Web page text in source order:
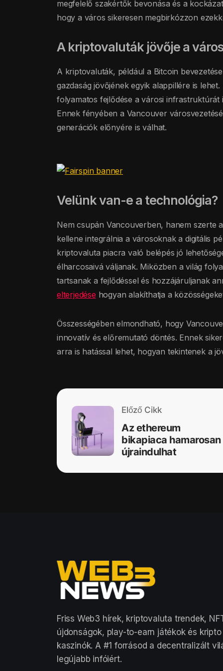
megfelelő szakértők bevonása és a
hogy a város sikeresen megbirkózzon
A kriptovaluták jövője a
A kriptovaluták, például a Bitcoin
gazdaság jövőjének egyik alappillére is
folyamatos fejlődése a városi
Ennek fényében a Vancouver
generációk előnyére is válhat.
Velünk van-e a technológia?
Nem csupán Vancouverben, hanem szerte
kellene integrálnia a városoknak a digitális
kriptovaluta piacra való belépés jó
élharcosaivá váljanak. Miközben a világ
tartsanak a fejlődéssel és hozzájáruljanak
elterjedése hogyan alakíthatja a
Összességében elmondható, hogy
innovatív és előremutató döntés. Ennek
arra is hatással lehet, hogyan tekintenek a
Előző Cikk
Az ethereum
bikapiaca hamarosan
újraindulhat
Friss Web3 hírek, kriptovaluta trendek,
újdonságok, play-to-earn játékok és kripto
kaszinók. A #1 forrásod a decentralizált
legújabb infóiért.